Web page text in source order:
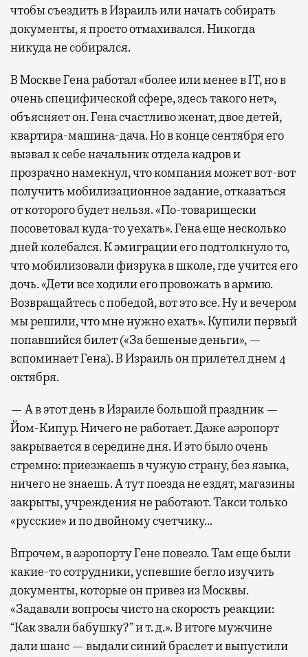
чтобы съездить в Израиль или начать собирать
документы, я просто отмахивался. Никогда
никуда не собирался.
В Москве Гена работал «более или менее в IT, но в
очень специфической сфере, здесь такого нет»,
объясняет он. Гена счастливо женат, двое детей,
квартира-машина-дача. Но в конце сентября его
вызвал к себе начальник отдела кадров и
прозрачно намекнул, что компания может вот-вот
получить мобилизационное задание, отказаться
от которого будет нельзя. «По-товарищески
посоветовал куда-то уехать». Гена еще несколько
дней колебался. К эмиграции его подтолкнуло то,
что мобилизовали физрука в школе, где учится его
дочь. «Дети все ходили его провожать в армию.
Возвращайтесь с победой, вот это все. Ну и вечером
мы решили, что мне нужно ехать». Купили первый
попавшийся билет («За бешеные деньги», —
вспоминает Гена). В Израиль он прилетел днем 4
октября.
— А в этот день в Израиле большой праздник —
Йом-Кипур. Ничего не работает. Даже аэропорт
закрывается в середине дня. И это было очень
стремно: приезжаешь в чужую страну, без языка,
ничего не знаешь. А тут поезда не ездят, магазины
закрыты, учреждения не работают. Такси только
«русские» и по двойному счетчику…
Впрочем, в аэропорту Гене повезло. Там еще были
какие-то сотрудники, успевшие бегло изучить
документы, которые он привез из Москвы.
«Задавали вопросы чисто на скорость реакции:
“Как звали бабушку?” и т. д.». В итоге мужчине
дали шанс — выдали синий браслет и выпустили